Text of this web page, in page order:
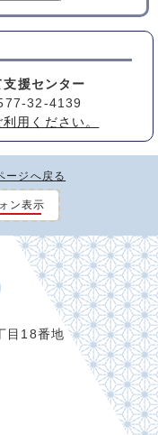
援センター
32-4139
用ください。
ージへ戻る
ン表示
目18番地